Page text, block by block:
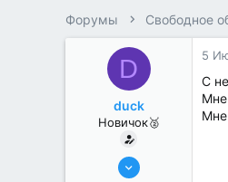
Форумы Свободное
D
duck
Новичок🥈
2 Июн 2022
5
С
Мне